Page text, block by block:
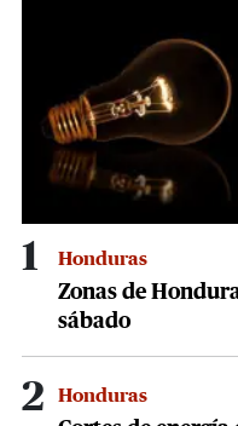
1 Honduras
Zonas de
sábado
2 Honduras